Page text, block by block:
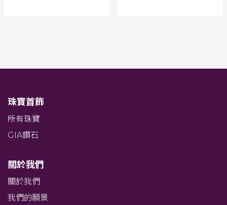
珠寶首飾
所有珠寶
GIA鑽石
關於我們
關於我們
我們的願景